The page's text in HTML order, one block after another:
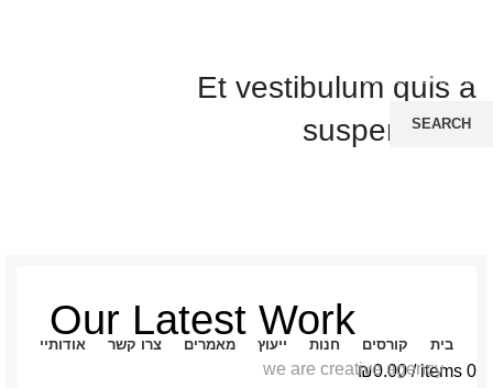
בית קורסים חנות ייעוץ מאמרים צרו קשר אודותיי
0
items
/
₪0.00
Et vestibulum quis a
suspendisse
Our Latest Work
we are creative agency
SEARCH